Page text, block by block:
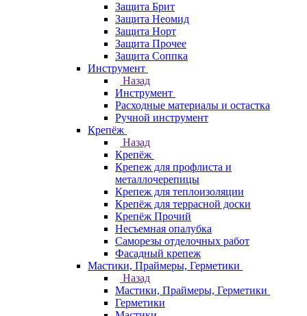
Защита Брит
Защита Неомид
Защита Норт
Защита Прочее
Защита Соппка
Инструмент
Назад
Инструмент
Расходные материалы и остастка
Ручной инструмент
Крепёж
Назад
Крепёж
Крепеж для профлиста и
металлочерепицы
Крепеж для теплоизоляции
Крепёж для террасной доски
Крепёж Прочий
Несъемная опалубка
Саморезы отделочных работ
Фасадный крепеж
Мастики, Праймеры, Герметики
Назад
Мастики, Праймеры, Герметики
Герметики